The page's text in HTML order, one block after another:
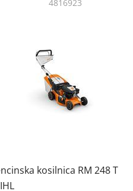
kosilnica RM 248 T
4816923